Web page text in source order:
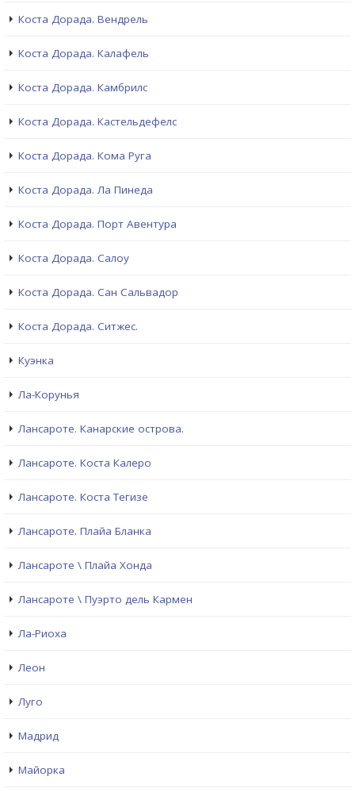
Коста Дорада. Вендрель
Коста Дорада. Калафель
Коста Дорада. Камбрилс
Коста Дорада. Кастельдефелс
Коста Дорада. Кома Руга
Коста Дорада. Ла Пинеда
Коста Дорада. Порт Авентура
Коста Дорада. Салоу
Коста Дорада. Сан Сальвадор
Коста Дорада. Ситжес.
Куэнка
Ла-Корунья
Лансароте. Канарские острова.
Лансароте. Коста Калеро
Лансароте. Коста Тегизе
Лансароте. Плайа Бланка
Лансароте \ Плайа Хонда
Лансароте \ Пуэрто дель Кармен
Ла-Риоха
Леон
Луго
Мадрид
Майорка